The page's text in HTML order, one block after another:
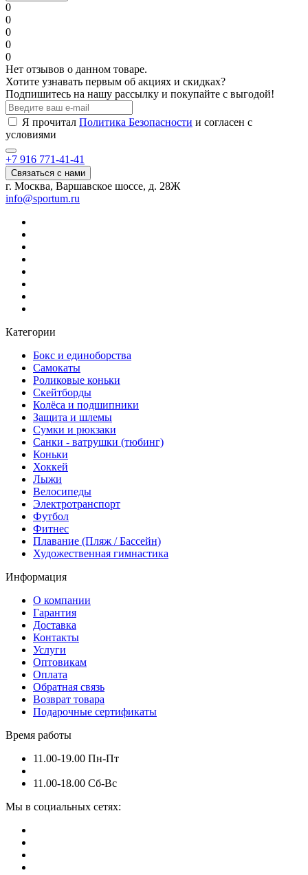
0
0
0
0
0
Нет отзывов о данном товаре.
Хотите узнавать первым об акциях и скидках?
Подпишитесь на нашу рассылку и покупайте с выгодой!
Я прочитал Политика Безопасности и согласен с
условиями
+7 916 771-41-41
Связаться с нами
г. Москва, Варшавское шоссе, д. 28Ж
info@sportum.ru
Категории
Бокс и единоборства
Самокаты
Роликовые коньки
Скейтборды
Колёса и подшипники
Защита и шлемы
Сумки и рюкзаки
Санки - ватрушки (тюбинг)
Коньки
Хоккей
Лыжи
Велосипеды
Электротранспорт
Футбол
Фитнес
Плавание (Пляж / Бассейн)
Художественная гимнастика
Информация
О компании
Гарантия
Доставка
Контакты
Услуги
Оптовикам
Оплата
Обратная связь
Возврат товара
Подарочные сертификаты
Время работы
11.00-19.00 Пн-Пт
11.00-18.00 Сб-Вс
Мы в социальных сетях: